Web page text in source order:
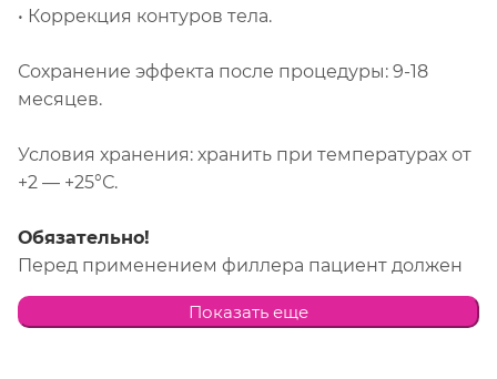
• Коррекция контуров тела.
Сохранение эффекта после процедуры: 9-18
месяцев.
Условия хранения: хранить при температурах от
+2 — +25°С.
Обязательно!
Перед применением филлера пациент должен
проинформировать врача о наличии аллергии,
иммунных заболеваний или инфекций.
Показать еще